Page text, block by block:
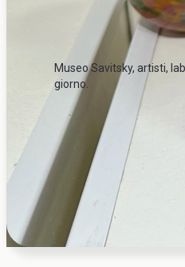
Museo Savitsky, artisti,
giorno.